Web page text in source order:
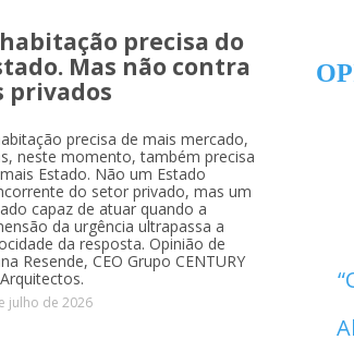
precisa do
Mas não contra
privados
precisa de mais mercado,
neste momento, também precisa
Estado. Não um Estado
do setor privado, mas um
capaz de atuar quando a
da urgência ultrapassa a
da resposta. Opinião de
Resende, CEO Grupo CENTURY
julho de 2026